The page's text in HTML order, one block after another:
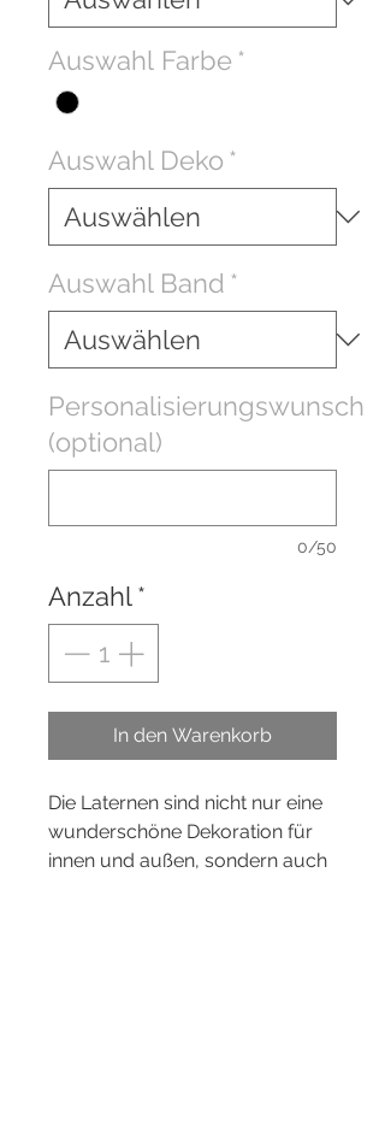
Auswahl Farbe *
Auswahl Deko *
Auswahl Band *
Personalisierungswunsch
(optional)
0/50
Anzahl*
In den Warenkorb
Die Laternen sind nicht nur eine
wunderschöne Dekoration für
innen und außen, sondern auch